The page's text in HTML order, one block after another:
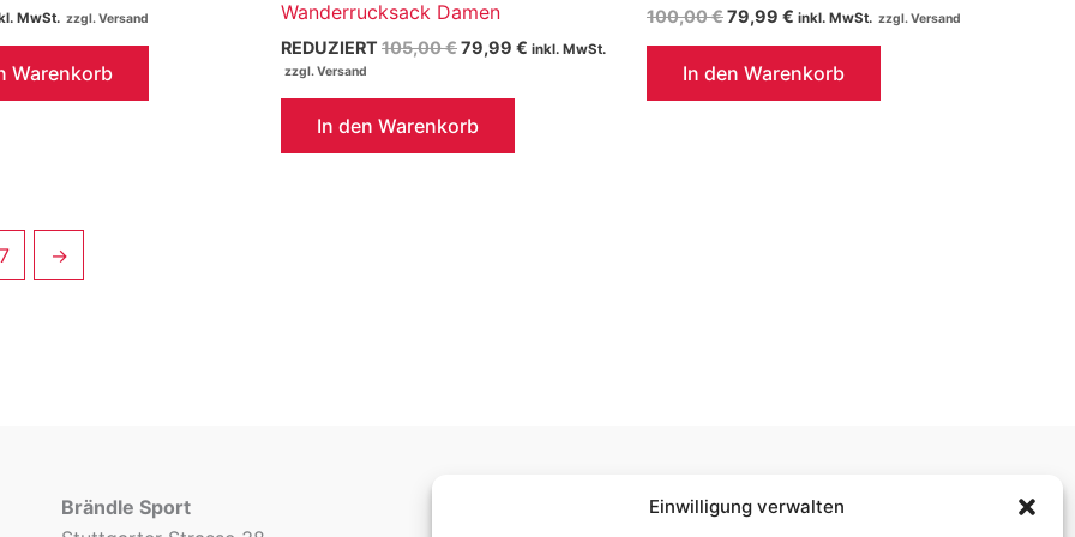
Einwilligung verwalten
MwSt.
Warenkorb
Wanderrucksack Damen
REDUZIERT 105,00€Ursprünglicher
79,99 € Aktueller
inkl. MwSt.
In den Warenkorb
100,00€Ursprünglicher
100,00 €
79,99 € Aktueller
79,99 €.
inkl. MwSt.
In den Warenkorb
→
Brändle Sport
Ladenöffnungszeiten: